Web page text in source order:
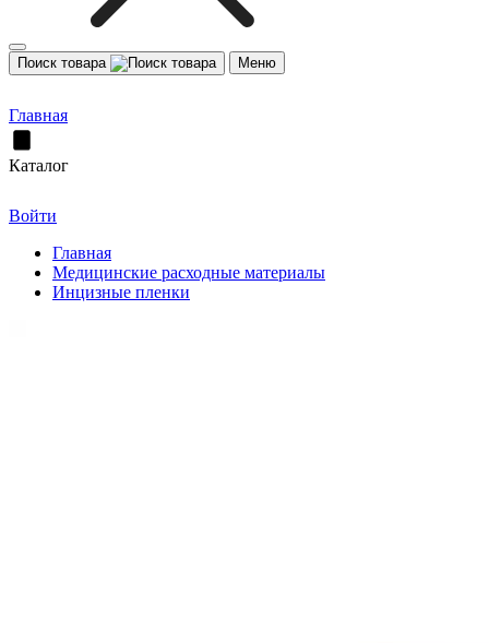
Поиск товара Меню
Главная
Каталог
Войти
Главная
Медицинские расходные материалы
Инцизные пленки